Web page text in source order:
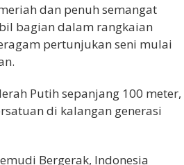
dan penuh semangat
bagian dalam rangkaian
pertunjukan seni mulai
Putih sepanjang 100 meter,
di kalangan generasi
Bergerak, Indonesia